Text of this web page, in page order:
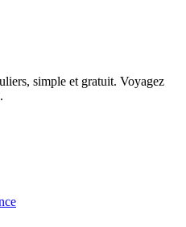
simple et gratuit. Voyagez